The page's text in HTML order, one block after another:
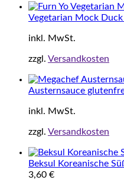
Vegetarian Mock
inkl. MwSt.
zzgl. Versandkosten
Austernsauce
inkl. MwSt.
zzgl. Versandkosten
Beksul Koreanische
3,60 €